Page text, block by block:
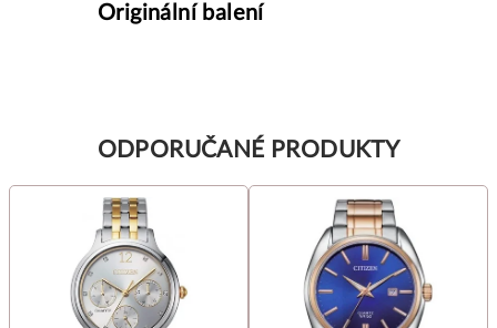
Originální balení
ODPORUČANÉ PRODUKTY